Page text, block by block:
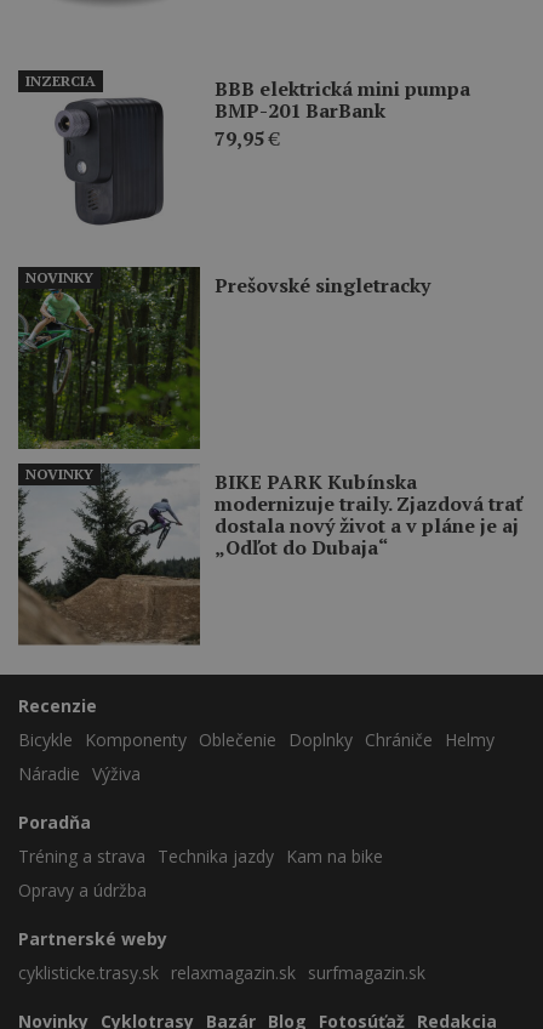
BBB elektrická mini pumpa
BMP-201 BarBank
79,95€
INZERCIA
Prešovské singletracky
NOVINKY
BIKE PARK Kubínska
modernizuje traily. Zjazdová trať
dostala nový život a v pláne je aj
„Odľot do Dubaja“
NOVINKY
Recenzie
Bicykle
Komponenty Oblečenie Doplnky Chrániče
Helmy
Náradie Výživa
Poradňa
Tréning a strava
Technika jazdy
Kam na bike
Opravy a údržba
Partnerské weby
cyklisticke.trasy.sk relaxmagazin.sk surfmagazin.sk
Novinky Cyklotrasy Bazár Blog Fotosúťaž Redakcia